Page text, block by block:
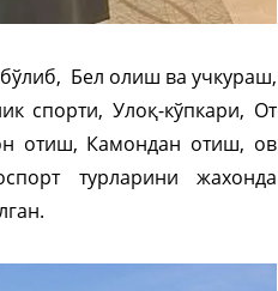
Бел олиш ва учкураш,
спорти, Улоқ-кўпкари, От
отиш, Камондан отиш, ов
турларини жахонда